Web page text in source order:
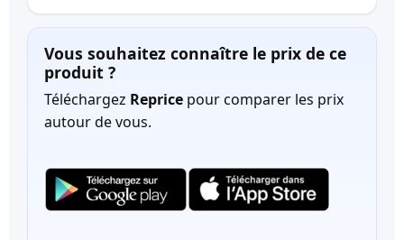
Vous souhaitez connaître le prix de ce
produit ?
Téléchargez Reprice pour comparer les prix
autour de vous.